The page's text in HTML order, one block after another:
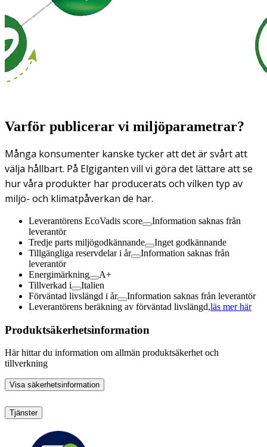
Varför publicerar vi miljöparametrar?
Många konsumenter kanske tycker att det är svårt att
välja hållbart. På Elgiganten vill vi göra det lättare att se
hur våra produkter har producerats och vilken typ av
miljö- och klimatpåverkan de har.
Leverantörens EcoVadis score
Information saknas från
leverantör
Tredje parts miljögodkännande
Inget godkännande
Tillgängliga reservdelar i år
Information saknas från
leverantör
Energimärkning
A+
Tillverkad i
Italien
Förväntad livslängd i år
Information saknas från leverantör
Leverantörens beräkning av förväntad livslängd,läs mer här
Produktsäkerhetsinformation
Här hittar du information om allmän produktsäkerhet och
tillverkning
Visa säkerhetsinformation
Tjänster